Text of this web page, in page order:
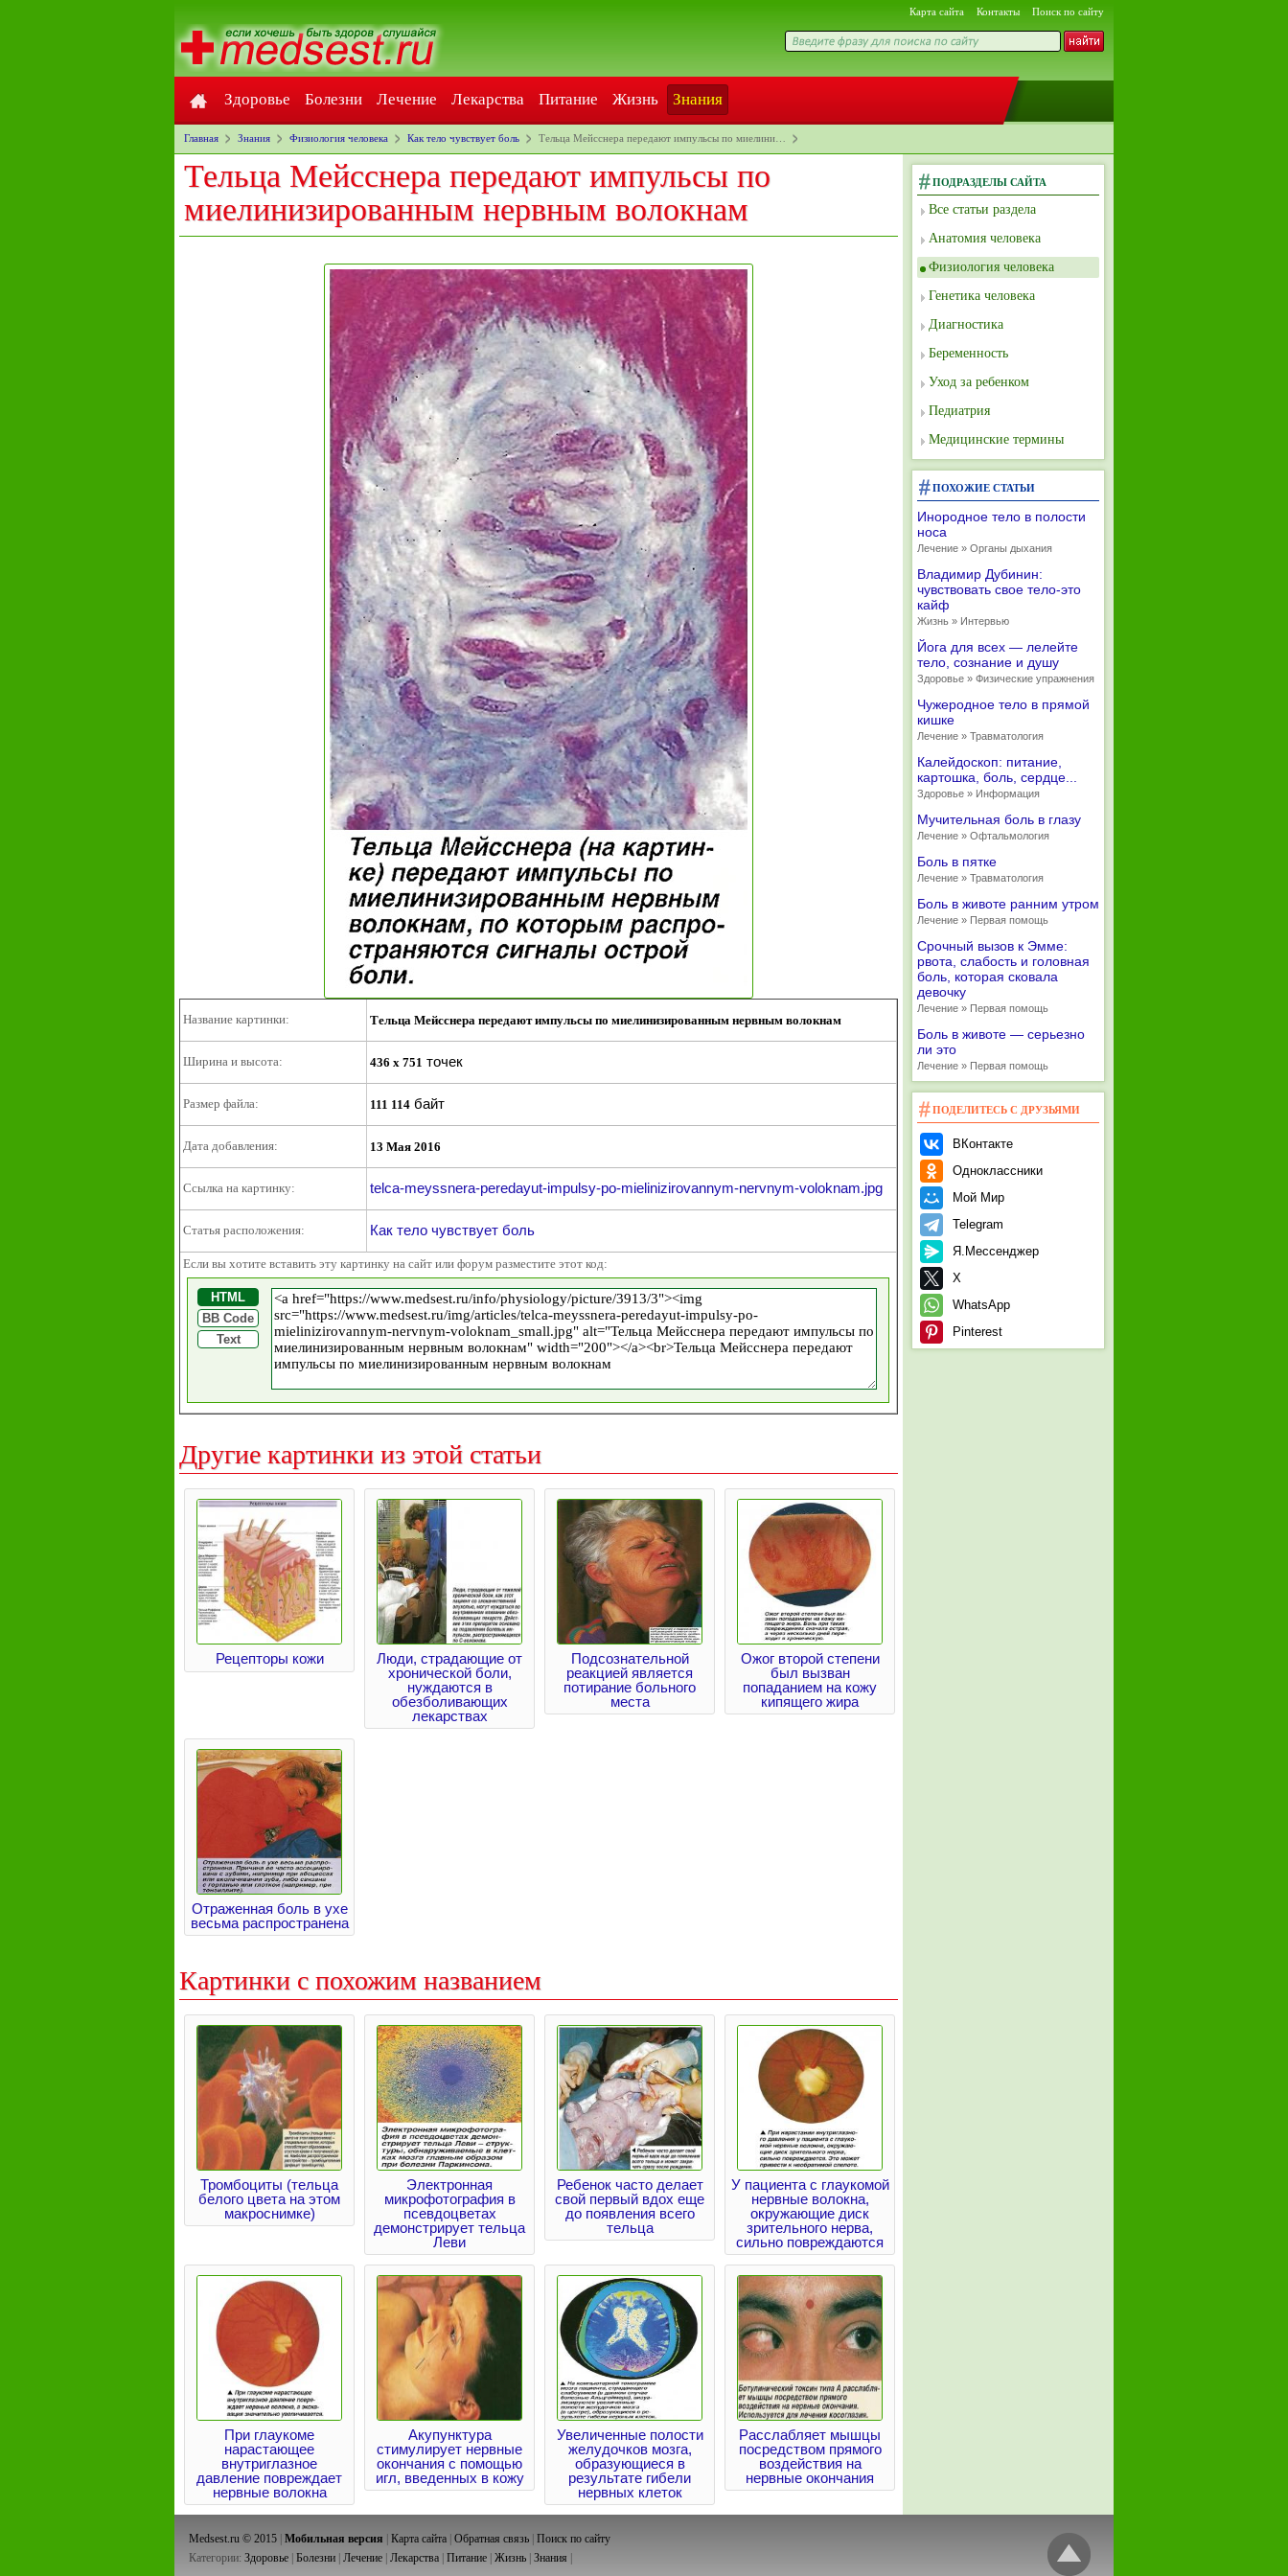
Карта сайта Контакты Поиск по сайту
Здоровье Болезни Лечение Лекарства Питание Жизнь Знания
Главная Знания Физиология человека Как тело чувствует боль Тельца Мейсснера передают импульсы по миелини…
Тельца Мейсснера передают импульсы по
миелинизированным нервным волокнам
Название картинки: Тельца Мейсснера передают импульсы по миелинизированным нервным волокнам
Ширина и высота: 436 x 751 точек
Размер файла: 111 114 байт
Дата добавления: 13 Мая 2016
Ссылка на картинку: telca-meyssnera-peredayut-impulsy-po-mielinizirovannym-nervnym-voloknam.jpg
Статья расположения: Как тело чувствует боль
Если вы хотите вставить эту картинку на сайт или форум разместите этот код:
HTML
BB Code
Text
Другие картинки из этой статьи
Рецепторы кожи
Люди, страдающие от
хронической боли,
нуждаются в
обезболивающих
лекарствах
Подсознательной
реакцией является
потирание больного
места
Ожог второй степени
был вызван
попаданием на кожу
кипящего жира
Отраженная боль в ухе
весьма распространена
Картинки с похожим названием
Тромбоциты (тельца
белого цвета на этом
макроснимке)
Электронная
микрофотография в
псевдоцветах
демонстрирует тельца
Леви
Ребенок часто делает
свой первый вдох еще
до появления всего
тельца
У пациента с глаукомой
нервные волокна,
окружающие диск
зрительного нерва,
сильно повреждаются
При глаукоме
нарастающее
внутриглазное
давление повреждает
нервные волокна
Акупунктура
стимулирует нервные
окончания с помощью
игл, введенных в кожу
Увеличенные полости
желудочков мозга,
образующиеся в
результате гибели
нервных клеток
Расслабляет мышцы
посредством прямого
воздействия на
нервные окончания
ПОДРАЗДЕЛЫ САЙТА
Все статьи раздела
Анатомия человека
Физиология человека
Генетика человека
Диагностика
Беременность
Уход за ребенком
Педиатрия
Медицинские термины
ПОХОЖИЕ СТАТЬИ
Инородное тело в полости
носа
Лечение » Органы дыхания
Владимир Дубинин:
чувствовать свое тело-это
кайф
Жизнь » Интервью
Йога для всех — лелейте
тело, сознание и душу
Здоровье » Физические упражнения
Чужеродное тело в прямой
кишке
Лечение » Травматология
Калейдоскоп: питание,
картошка, боль, сердце...
Здоровье » Информация
Мучительная боль в глазу
Лечение » Офтальмология
Боль в пятке
Лечение » Травматология
Боль в животе ранним утром
Лечение » Первая помощь
Срочный вызов к Эмме:
рвота, слабость и головная
боль, которая сковала
девочку
Лечение » Первая помощь
Боль в животе — серьезно
ли это
Лечение » Первая помощь
ПОДЕЛИТЕСЬ С ДРУЗЬЯМИ
ВКонтакте
Одноклассники
Мой Мир
Telegram
Я.Мессенджер
X
WhatsApp
Pinterest
Medsest.ru © 2015 Мобильная версия Карта сайта Обратная связь Поиск по сайту
Категории: Здоровье Болезни Лечение Лекарства Питание Жизнь Знания